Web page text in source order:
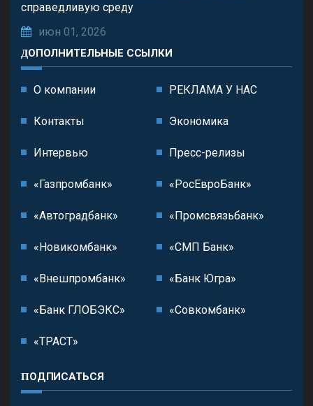
справедливую среду
июн 01, 2026
ДОПОЛНИТЕЛЬНЫЕ ССЫЛКИ
О компании РЕКЛАМА У НАС
Контакты Экономика
Интервью Пресс-релизы
«Газпромбанк» «РосЕвроБанк»
«Автоградбанк» «Промсвязьбанк»
«Новикомбанк» «СМП Банк»
«Внешпромбанк» «Банк Югра»
«Банк ГЛОБЭКС» «Совкомбанк»
«ТРАСТ»
ПОДПИСАТЬСЯ